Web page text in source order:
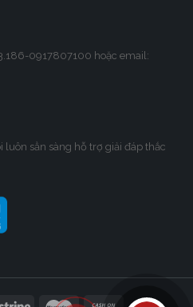
0917807100 hoặc email:
luôn sẳn sàng hỗ trợ giải đáp thắc